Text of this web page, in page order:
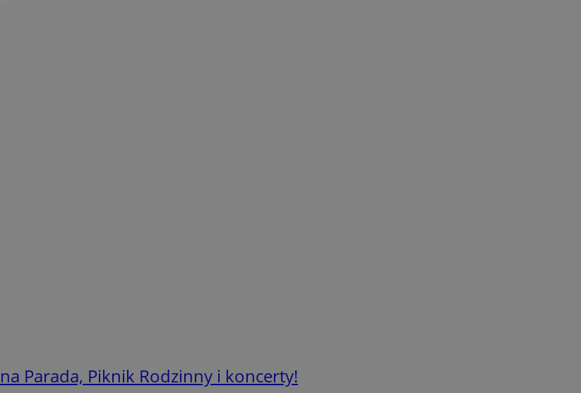
Parada, Piknik Rodzinny i koncerty!